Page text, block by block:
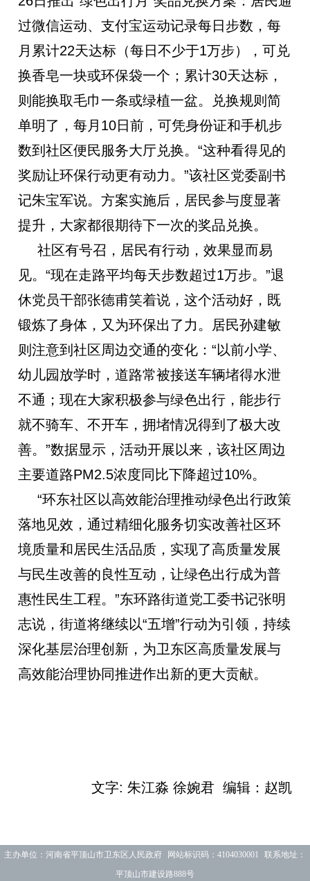
过微信运动、支付宝运动记录每日步数，每
月累计22天达标（每日不少于1万步），可兑
换香皂一块或环保袋一个；累计30天达标，
则能换取毛巾一条或绿植一盆。兑换规则简
单明了，每月10日前，可凭身份证和手机步
数到社区便民服务大厅兑换。“这种看得见的
奖励让环保行动更有动力。”该社区党委副书
记朱宝军说。方案实施后，居民参与度显著
提升，大家都很期待下一次的奖品兑换。
社区有号召，居民有行动，效果显而易
见。“现在走路平均每天步数超过1万步。”退
休党员干部张德甫笑着说，这个活动好，既
锻炼了身体，又为环保出了力。居民孙建敏
则注意到社区周边交通的变化：“以前小学、
幼儿园放学时，道路常被接送车辆堵得水泄
不通；现在大家积极参与绿色出行，能步行
就不骑车、不开车，拥堵情况得到了极大改
善。”数据显示，活动开展以来，该社区周边
主要道路PM2.5浓度同比下降超过10%。
“环东社区以高效能治理推动绿色出行政策
落地见效，通过精细化服务切实改善社区环
境质量和居民生活品质，实现了高质量发展
与民生改善的良性互动，让绿色出行成为普
惠性民生工程。”东环路街道党工委书记张明
志说，街道将继续以“五增”行动为引领，持续
深化基层治理创新，为卫东区高质量发展与
高效能治理协同推进作出新的更大贡献。
文字: 朱江淼 徐婉君 编辑：赵凯
主办单位：河南省平顶山市卫东区人民政府 网站标识码：4104030001 联系地址：
平顶山市建设路888号